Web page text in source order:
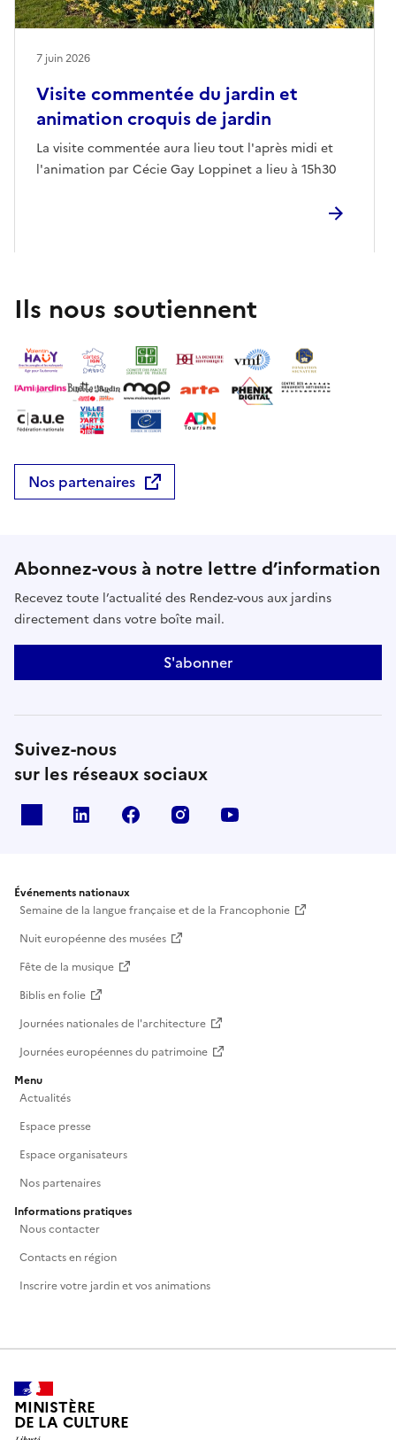
Visite commentée du jardin et
animation croquis de jardin
La visite commentée aura lieu tout l'après midi et
l'animation par Cécie Gay Loppinet a lieu à 15h30
7 juin 2026
Ils nous soutiennent
Nos partenaires
Abonnez-vous à notre lettre d’information
Recevez toute l’actualité des Rendez-vous aux jardins
directement dans votre boîte mail.
S'abonner
Suivez-nous
sur les réseaux sociaux
Linkedin Facebook Instagram
Événements nationaux
Semaine de la langue française et de la Francophonie
Nuit européenne des musées
Fête de la musique
Biblis en folie
Journées nationales de l'architecture
Journées européennes du patrimoine
Menu
Actualités
Espace presse
Espace organisateurs
Nos partenaires
Informations pratiques
Nous contacter
Contacts en région
Inscrire votre jardin et vos animations
MINISTÈRE
DE LA CULTURE